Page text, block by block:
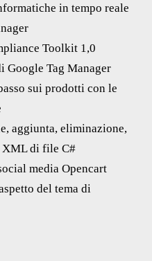
in tempo reale
Toolkit 1,0
Tag Manager
sui prodotti con le
aggiunta, eliminazione,
XML di file C#
media Opencart
del tema di